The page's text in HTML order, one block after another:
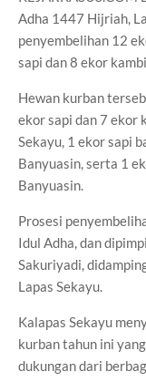
Adha 1447 Hijriah,
penyembelihan 12
sapi dan 8 ekor
Hewan kurban
ekor sapi dan 7 ekor
Sekayu, 1 ekor sapi
Banyuasin, serta 1
Banyuasin.
Prosesi
Idul Adha, dan
Sakuriyadi,
Lapas Sekayu.
Kalapas Sekayu
kurban tahun ini
dukungan dari